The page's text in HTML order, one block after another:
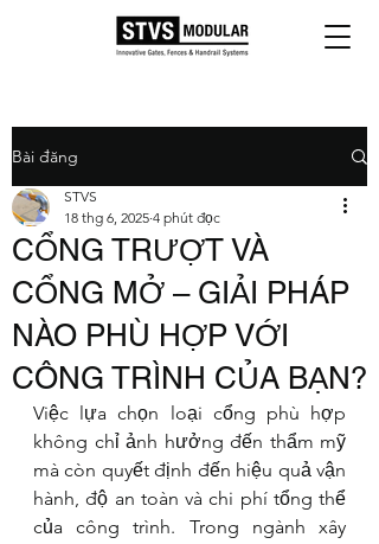
Bài đăng
CỔNG TRƯỢT VÀ
CỔNG MỞ – GIẢI PHÁP
NÀO PHÙ HỢP VỚI
CÔNG TRÌNH CỦA BẠN?
STVS
18 thg 6, 2025 4 phút đọc
Việc lựa chọn loại cổng phù hợp
không chỉ ảnh hưởng đến thẩm mỹ
mà còn quyết định đến hiệu quả vận
hành, độ an toàn và chi phí tổng thể
của công trình. Trong ngành xây